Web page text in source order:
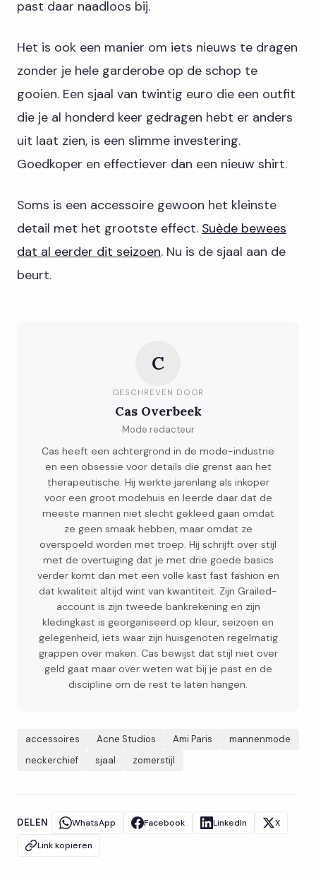
past daar naadloos bij.
Het is ook een manier om iets nieuws te dragen
zonder je hele garderobe op de schop te
gooien. Een sjaal van twintig euro die een outfit
die je al honderd keer gedragen hebt er anders
uit laat zien, is een slimme investering.
Goedkoper en effectiever dan een nieuw shirt.
Soms is een accessoire gewoon het kleinste
detail met het grootste effect. Suède bewees
dat al eerder dit seizoen. Nu is de sjaal aan de
beurt.
C
GESCHREVEN DOOR
Cas Overbeek
Mode redacteur
Cas heeft een achtergrond in de mode-industrie
en een obsessie voor details die grenst aan het
therapeutische. Hij werkte jarenlang als inkoper
voor een groot modehuis en leerde daar dat de
meeste mannen niet slecht gekleed gaan omdat
ze geen smaak hebben, maar omdat ze
overspoeld worden met troep. Hij schrijft over stijl
met de overtuiging dat je met drie goede basics
verder komt dan met een volle kast fast fashion en
dat kwaliteit altijd wint van kwantiteit. Zijn Grailed-
account is zijn tweede bankrekening en zijn
kledingkast is georganiseerd op kleur, seizoen en
gelegenheid, iets waar zijn huisgenoten regelmatig
grappen over maken. Cas bewijst dat stijl niet over
geld gaat maar over weten wat bij je past en de
discipline om de rest te laten hangen.
accessoires Acne Studios Ami Paris
mannenmode
neckerchief
sjaal zomerstijl
DELEN WhatsApp Facebook LinkedIn
X
Link kopieren